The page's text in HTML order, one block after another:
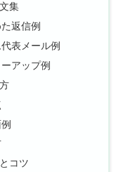
集
返信例
表メール例
アップ例
コツ